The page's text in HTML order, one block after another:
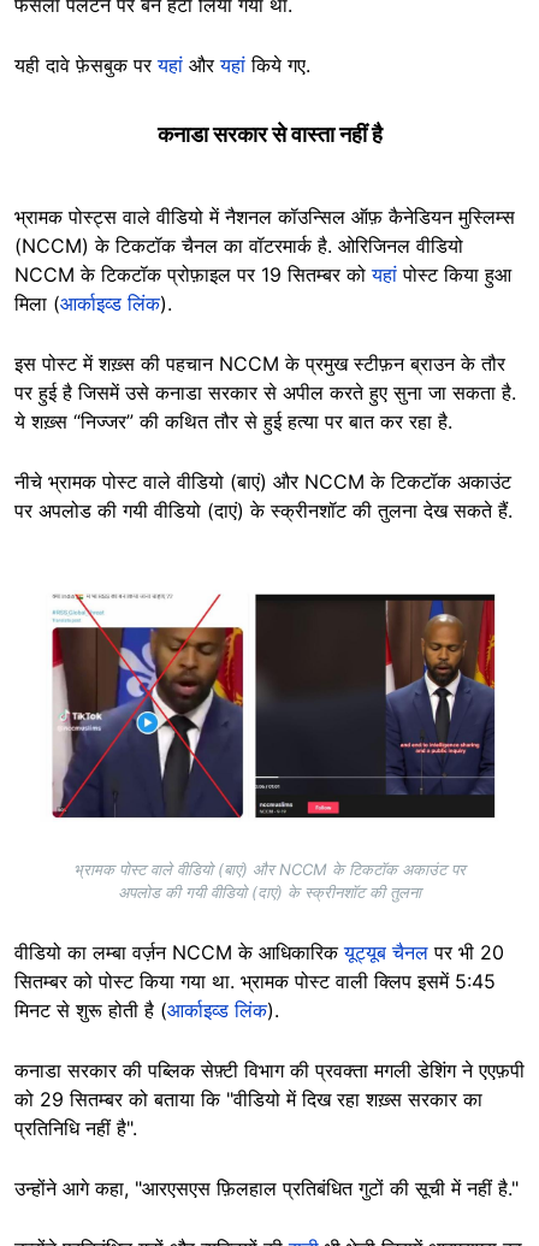
फैसला पलटने पर बैन हटा लिया गया था.
यही दावे फ़ेसबुक परयहां औरयहां किये गए.
कनाडा सरकार से वास्ता नहीं है
भ्रामक पोस्ट्स वाले वीडियो में नैशनल कॉउन्सिल ऑफ़ कैनेडियन मुस्लिम्स
(NCCM) के टिकटॉक चैनल का वॉटरमार्क है. ओरिजिनल वीडियो
NCCM के टिकटॉक प्रोफ़ाइल पर 19 सितम्बर कोयहां पोस्ट किया हुआ
मिला (आर्काइव्ड लिंक).
इस पोस्ट में शख़्स की पहचान NCCM के प्रमुख स्टीफ़न ब्राउन के तौर
पर हुई है जिसमें उसे कनाडा सरकार से अपील करते हुए सुना जा सकता है.
ये शख़्स “निज्जर” की कथित तौर से हुई हत्या पर बात कर रहा है.
नीचे भ्रामक पोस्ट वाले वीडियो (बाएं) और NCCM के टिकटॉक अकाउंट
पर अपलोड की गयी वीडियो (दाएं) के स्क्रीनशॉट की तुलना देख सकते हैं.
Image
भ्रामक पोस्ट वाले वीडियो (बाएं) और NCCM के टिकटॉक अकाउंट पर
अपलोड की गयी वीडियो (दाएं) के स्क्रीनशॉट की तुलना
वीडियो का लम्बा वर्ज़न NCCM के आधिकारिकयूट्यूब चैनल पर भी 20
सितम्बर को पोस्ट किया गया था. भ्रामक पोस्ट वाली क्लिप इसमें 5:45
मिनट से शुरू होती है (आर्काइव्ड लिंक).
कनाडा सरकार की पब्लिक सेफ़्टी विभाग की प्रवक्ता मगली डेशिंग ने एएफ़पी
को 29 सितम्बर को बताया कि "वीडियो में दिख रहा शख़्स सरकार का
प्रतिनिधि नहीं है".
उन्होंने आगे कहा, "आरएसएस फ़िलहाल प्रतिबंधित गुटों की सूची में नहीं है."